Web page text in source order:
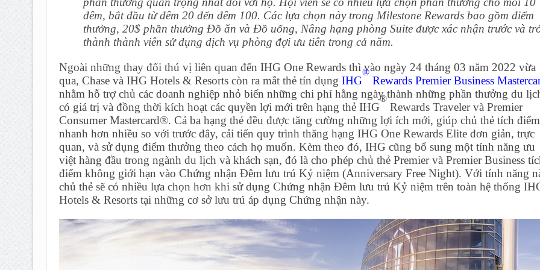
đêm, bắt đầu từ đêm 20 đến đêm 100. Các lựa chọn này trong Milestone Rewards bao gồm điểm
thưởng, 20$ phần thưởng Đồ ăn và Đồ uống, Nâng hạng phòng Suite được xác nhận trước và
thành thành viên sử dụng dịch vụ phòng đợi ưu tiên trong cả năm.
Ngoài những thay đổi thú vị liên quan đến IHG One Rewards thì vào ngày 24 tháng 03 năm 2022 vừa
qua, Chase và IHG Hotels & Resorts còn ra mắt thẻ tín dụng IHG
®
Rewards Premier Business
nhằm hỗ trợ chủ các doanh nghiệp nhỏ biến những chi phí hằng ngày thành những phần thưởng du
có giá trị và đồng thời kích hoạt các quyền lợi mới trên hạng thẻ IHG
®
Rewards Traveler và Premier
Consumer Mastercard®. Cả ba hạng thẻ đều được tăng cường những lợi ích mới, giúp chủ thẻ tích điểm
nhanh hơn nhiều so với trước đây, cải tiến quy trình thăng hạng IHG One Rewards Elite đơn giản, trực
quan, và sử dụng điểm thưởng theo cách họ muốn. Kèm theo đó, IHG cũng bổ sung một tính năng ưu
việt hàng đầu trong ngành du lịch và khách sạn, đó là cho phép chủ thẻ Premier và Premier Business
điểm không giới hạn vào Chứng nhận Đêm lưu trú Kỷ niệm (Anniversary Free Night). Với tính năng
chủ thẻ sẽ có nhiều lựa chọn hơn khi sử dụng Chứng nhận Đêm lưu trú Kỷ niệm trên toàn hệ thống
Hotels & Resorts tại những cơ sở lưu trú áp dụng Chứng nhận này.